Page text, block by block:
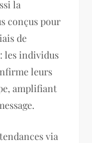
la
conçus pour
de
les individus
leurs
amplifiant
via